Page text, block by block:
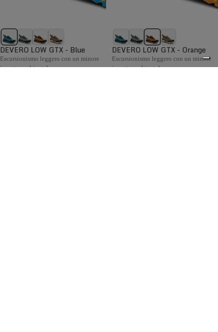
DEVERO LOW GTX - Blue
Escursionismo leggero con un minore
impatto ambientale.
DEVERO LOW GTX - Orange
Escursionismo leggero con un minore
impatto ambientale.